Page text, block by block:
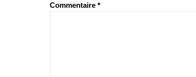
Commentaire *